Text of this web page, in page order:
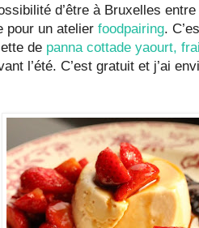
d’être à Bruxelles
pour un atelier foodpairing.
de panna cottade yaourt,
l’été. C’est gratuit et j’ai